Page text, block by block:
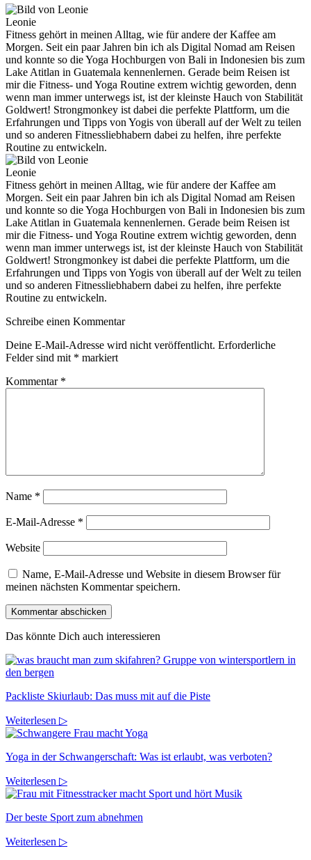
Leonie
Fitness gehört in meinen Alltag, wie für andere der Kaffee am
Morgen. Seit ein paar Jahren bin ich als Digital Nomad am Reisen
und konnte so die Yoga Hochburgen von Bali in Indonesien bis zum
Lake Atitlan in Guatemala kennenlernen. Gerade beim Reisen ist
mir die Fitness- und Yoga Routine extrem wichtig geworden, denn
wenn man immer unterwegs ist, ist der kleinste Hauch von Stabilität
Goldwert! Strongmonkey ist dabei die perfekte Plattform, um die
Erfahrungen und Tipps von Yogis von überall auf der Welt zu teilen
und so anderen Fitnessliebhabern dabei zu helfen, ihre perfekte
Routine zu entwickeln.
Leonie
Fitness gehört in meinen Alltag, wie für andere der Kaffee am
Morgen. Seit ein paar Jahren bin ich als Digital Nomad am Reisen
und konnte so die Yoga Hochburgen von Bali in Indonesien bis zum
Lake Atitlan in Guatemala kennenlernen. Gerade beim Reisen ist
mir die Fitness- und Yoga Routine extrem wichtig geworden, denn
wenn man immer unterwegs ist, ist der kleinste Hauch von Stabilität
Goldwert! Strongmonkey ist dabei die perfekte Plattform, um die
Erfahrungen und Tipps von Yogis von überall auf der Welt zu teilen
und so anderen Fitnessliebhabern dabei zu helfen, ihre perfekte
Routine zu entwickeln.
Schreibe einen Kommentar
Deine E-Mail-Adresse wird nicht veröffentlicht. Erforderliche
Felder sind mit * markiert
Kommentar *
Name *
E-Mail-Adresse *
Website
Name, E-Mail-Adresse und Website in diesem Browser für
meinen nächsten Kommentar speichern.
Das könnte Dich auch interessieren
Packliste Skiurlaub: Das muss mit auf die Piste
Weiterlesen ▷
Yoga in der Schwangerschaft: Was ist erlaubt, was verboten?
Weiterlesen ▷
Der beste Sport zum abnehmen
Weiterlesen ▷